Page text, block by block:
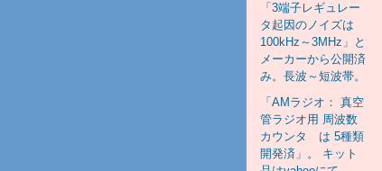
「3端子レギュレー
タ起因のノイズは
100kHz～3MHz」と
メーカーから公開済
み。長波～短波帯。
「AMラジオ： 真空
管ラジオ用 周波数
カウンタ は 5種類
開発済」。 キット